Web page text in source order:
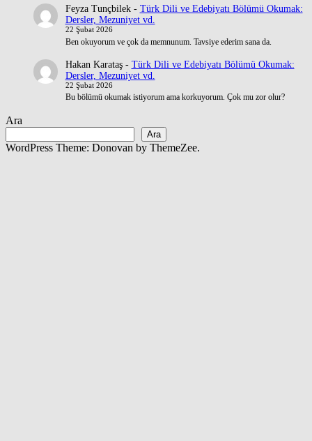
Feyza Tunçbilek- Türk Dili ve Edebiyatı Bölümü Okumak:
Dersler, Mezuniyet vd.
22 Şubat 2026
Ben okuyorum ve çok da memnunum. Tavsiye ederim sana da.
Hakan Karataş- Türk Dili ve Edebiyatı Bölümü Okumak:
Dersler, Mezuniyet vd.
22 Şubat 2026
Bu bölümü okumak istiyorum ama korkuyorum. Çok mu zor olur?
Ara
Ara
WordPress Theme: Donovan by ThemeZee.